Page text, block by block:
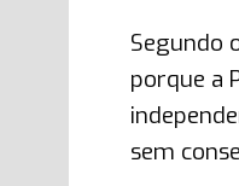
Segundo
porque a
sem